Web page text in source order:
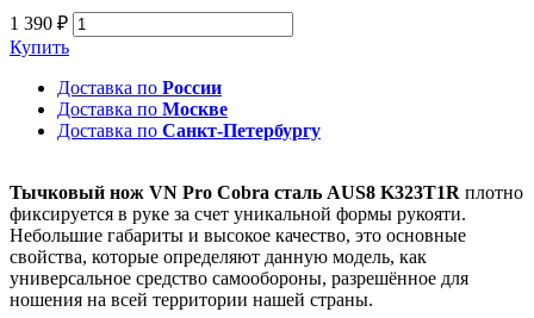
1 390 ₽
Купить
Доставка по России
Доставка по Москве
Доставка по Санкт-Петербургу
Тычковый нож VN Pro Cobra сталь AUS8 K323T1R плотно
фиксируется в руке за счет уникальной формы рукояти.
Небольшие габариты и высокое качество, это основные
свойства, которые определяют данную модель, как
универсальное средство самообороны, разрешённое для
ношения на всей территории нашей страны.